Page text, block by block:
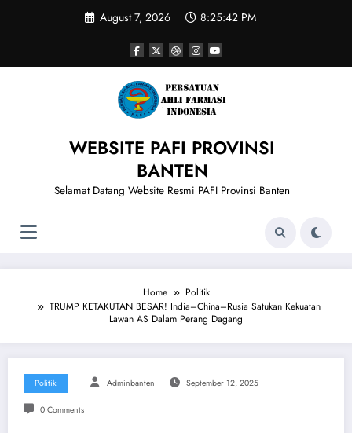
August 7, 2026 8:25:43 PM
WEBSITE PAFI PROVINSI
BANTEN
Selamat Datang Website Resmi PAFI Provinsi Banten
Home
Politik
TRUMP KETAKUTAN BESAR! India–China–Rusia Satukan Kekuatan
Lawan AS Dalam Perang Dagang
Politik Adminbanten September 12, 2025
0 Comments